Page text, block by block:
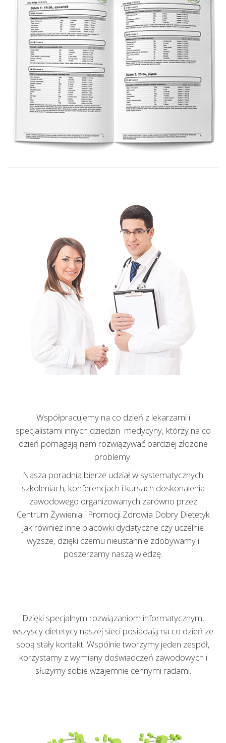
Współpracujemy na co dzień z lekarzami i
specjalistami innych dziedzin medycyny, którzy na co
dzień pomagają nam rozwiązywać bardziej złożone
problemy.
Nasza poradnia bierze udział w systematycznych
szkoleniach, konferencjach i kursach doskonalenia
zawodowego organizowanych zarówno przez
Centrum Żywienia i Promocji Zdrowia Dobry Dietetyk
jak również inne placówki dydatyczne czy uczelnie
wyższe, dzięki czemu nieustannie zdobywamy i
poszerzamy naszą wiedzę.
Dzięki specjalnym rozwiązaniom informatycznym,
wszyscy dietetycy naszej sieci posiadają na co dzień ze
sobą stały kontakt. Wspólnie tworzymy jeden zespół,
korzystamy z wymiany doświadczeń zawodowych i
służymy sobie wzajemnie cennymi radami.